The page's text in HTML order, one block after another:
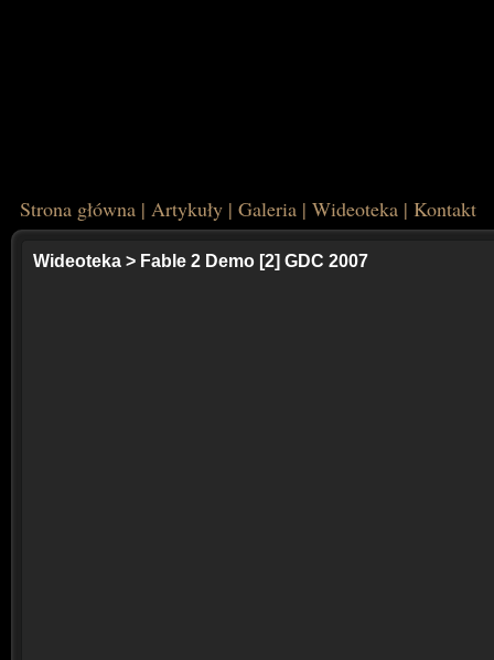
Strona główna | Artykuły | Galeria | Wideoteka | Kontakt
Wideoteka > Fable 2 Demo [2] GDC 2007